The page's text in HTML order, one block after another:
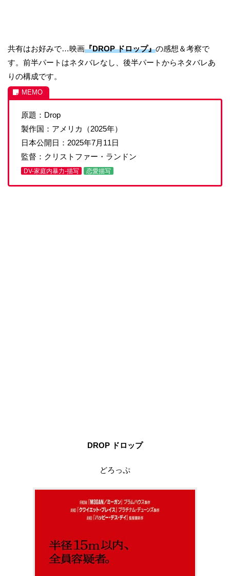
共有はお好みで…映画『DROP ドロップ』の感想＆考察で
す。前半パートはネタバレなし、後半パートからネタバレあ
りの構成です。
原題：Drop
製作国：アメリカ（2025年）
日本公開日：2025年7月11日
監督：クリストファー・ランドン
DV-家庭内暴力-描写 恋愛描写
DROP ドロップ
どろっぷ